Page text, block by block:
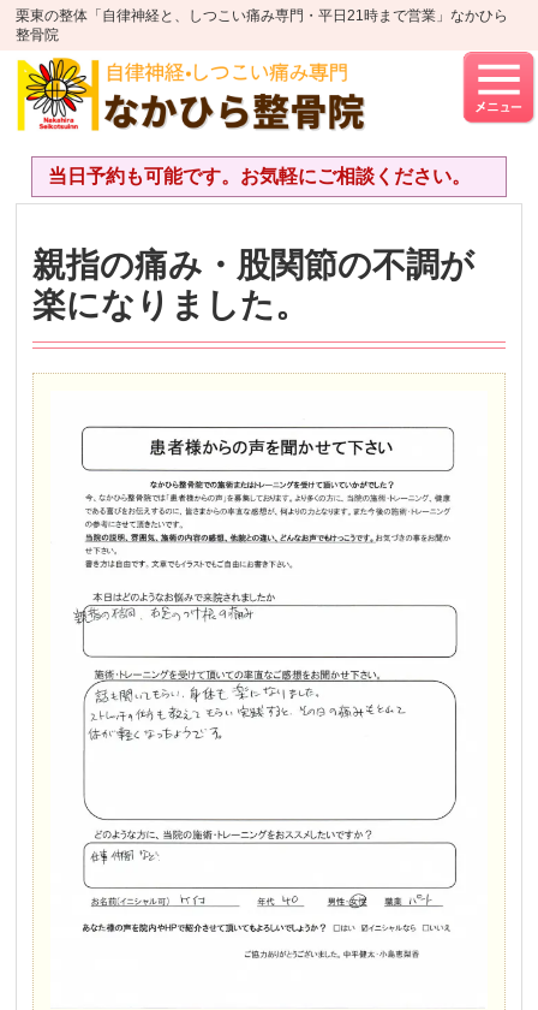
栗東の整体「自律神経と、しつこい痛み専門・平日21時まで営業」なかひら
整骨院
当日予約も可能です。お気軽にご相談ください。
親指の痛み・股関節の不調が
楽になりました。